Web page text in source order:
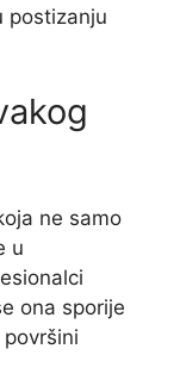
postizanju
ne samo
u
ona sporije